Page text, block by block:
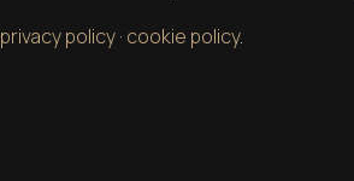
privacy policy· cookie policy.